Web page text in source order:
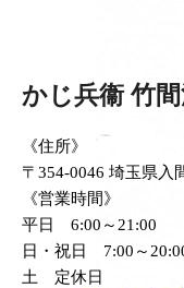
かじ兵衞 竹
《住所》
〒354-0046 埼玉県入
《営業時間》
平日 6:00～21:00
日・祝日 7:00～
土 定休日